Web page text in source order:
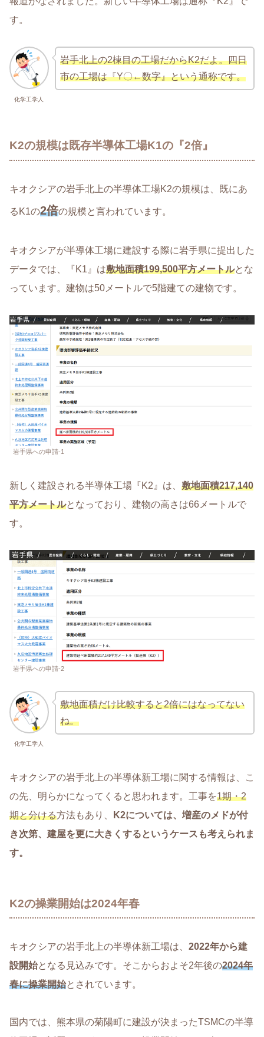
す。
化学工学人
岩手北上の2棟目の工場だからK2だよ。四日
市の工場は『Y〇←数字』という通称です。
K2の規模は既存半導体工場K1の『2倍』
キオクシアの岩手北上の半導体工場K2の規模は、既にあ
るK1の2倍の規模と言われています。
キオクシアが半導体工場に建設する際に岩手県に提出した
データでは、『K1』は敷地面積199,500平方メートルとな
っています。建物は50メートルで5階建ての建物です。
岩手県への申請-1
新しく建設される半導体工場『K2』は、 敷地面積217,140
平方メートルとなっており、建物の高さは66メートルで
す。
岩手県への申請-2
化学工学人
敷地面積だけ比較すると2倍にはなってない
ね。
キオクシアの岩手北上の半導体新工場に関する情報は、こ
の先、明らかになってくると思われます。工事を1期・2
期と分ける方法もあり、
K2については、増産のメドが付
き次第、建屋を更に大きくするというケースも考えられま
す。
K2の操業開始は2024年春
キオクシアの岩手北上の半導体新工場は、 2022年から建
設開始となる見込みです。そこからおよそ2年後の2024年
春に操業開始とされています。
国内では、熊本県の菊陽町に建設が決まったTSMCの半導